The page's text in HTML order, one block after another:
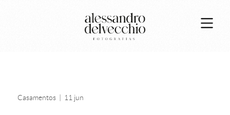
Casamentos| 11 jun